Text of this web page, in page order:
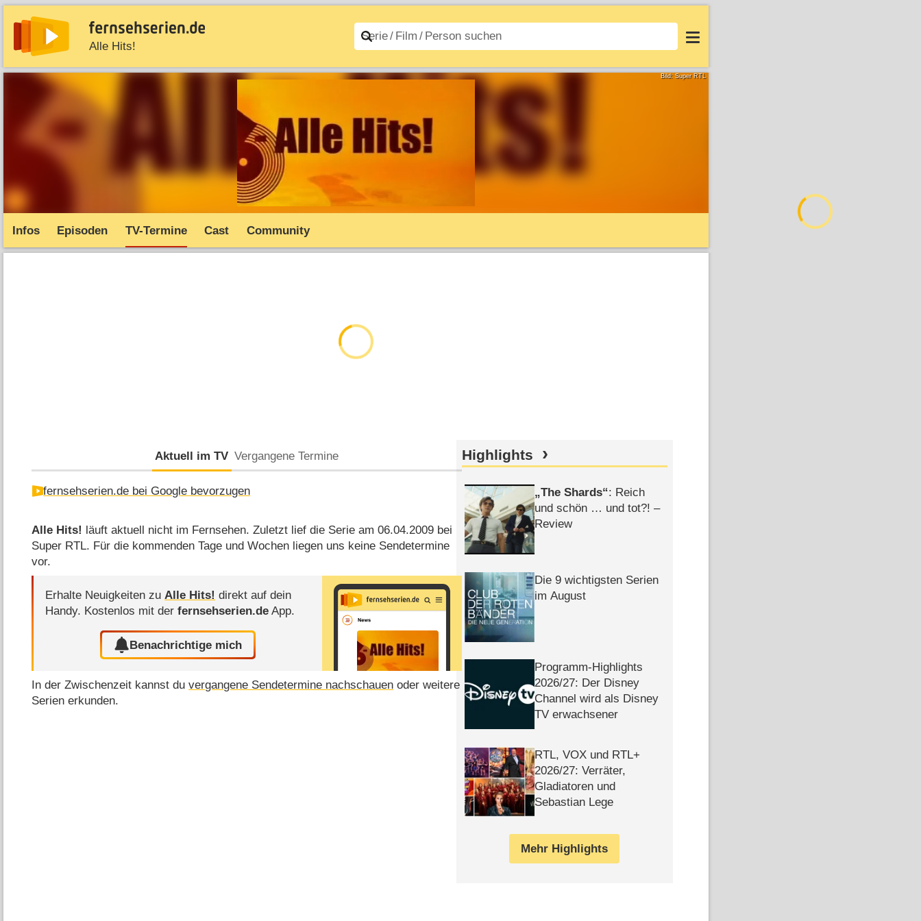
Alle Hits!
News Entdecken Streaming Filme A–Z Login
Bild: Super RTL
Infos Episoden TV-Termine Cast Community
Aktuell im TV Vergangene Termine
fernsehserien.de bei Google bevorzugen
Alle Hits! läuft aktuell nicht im Fernsehen. Zuletzt lief die Serie am 06.04.2009 bei
Super RTL. Für die kommenden Tage und Wochen liegen uns keine Sendetermine
vor.
Erhalte Neuigkeiten zu Alle Hits! direkt auf dein
Handy. Kostenlos mit derfernsehserien.de App.
Benachrichtige mich
In der Zwischenzeit kannst duvergangene Sendetermine nachschauen oder weitere
Serien erkunden.
Highlights
The Shards : Reich
und schön … und tot?! –
Review
Die 9 wichtigsten Serien
im August
Programm-Highlights
2026/​27: Der Disney
Channel wird als Disney
TV erwachsener
RTL, VOX und RTL+
2026/​27: Verräter,
Gladiatoren und
Sebastian Lege
Mehr Highlights